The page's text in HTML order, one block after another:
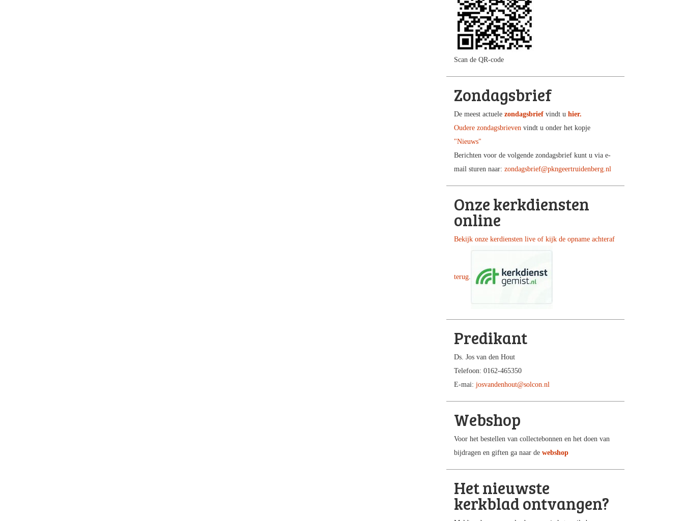
Scan de QR-code
Zondagsbrief
De meest actuele zondagsbrief vindt u hier.
Oudere zondagsbrieven vindt u onder het kopje
"Nieuws"
Berichten voor de volgende zondagsbrief kunt u via e-
mail sturen naar: zondagsbrief@pkngeertruidenberg.nl
Onze kerkdiensten
online
Bekijk onze kerdiensten live of kijk de opname achteraf
terug
Predikant
Ds. Jos van den Hout
Telefoon: 0162-465350
E-mai: josvandenhout@solcon.nl
Webshop
Voor het bestellen van collectebonnen en het doen van
bijdragen en giften ga naar de webshop
Het nieuwste
kerkblad ontvangen?